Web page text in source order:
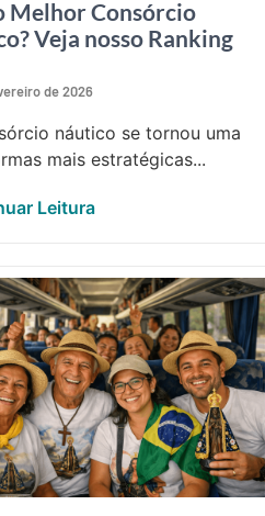
Melhor Consórcio
Veja nosso Ranking
de 2026
náutico se tornou uma
mais estratégicas...
Leitura